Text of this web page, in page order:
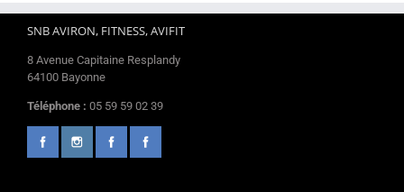
SNB AVIRON, FITNESS, AVIFIT
8 Avenue Capitaine Resplandy
64100 Bayonne
Téléphone : 05 59 59 02 39